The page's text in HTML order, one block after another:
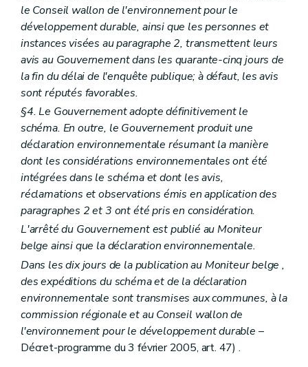
Chapitre XVI (Des fonctionnaires délégués pour l'application de l'article 3, alinéa 2
Art. 390
Art. 391 et 392
Chapitre XVII Du règlement général sur les bâtisses applicable aux zones protégées de certaines communes en matière d'urbanisme
Art. 393
Art. 394
Art. 395
Art. 396
Art. 397
Art. 398
Art. 399
Art. 400
Art. 401
Art. 402
Art. 403
Art. 404
Art. 405
Chapitre XVIIbis
Isolation thermique et ventilation des bâtiments
Art. 406
Art. 407
Art. 408
Art. 409
Art. 410
Art. 411
Art. 412
Art. 413
Chapitre XVIIter
Règlement général sur les bâtisses relatif à l'accessibilité et à l'usage des espaces et bâtiments ou parties de bâtiments ouverts au public ou à usage collectif par les personnes à mobilité réduite - AGW du 25 février 1999, article 1
le Conseil wallon de l'environnement pour le
développement durable, ainsi que les personnes et
instances visées au paragraphe 2, transmettent leurs
avis au Gouvernement dans les quarante-cinq jours de
la fin du délai de l'enquête publique; à défaut, les avis
sont réputés favorables.
§4. Le Gouvernement adopte définitivement le
schéma. En outre, le Gouvernement produit une
déclaration environnementale résumant la manière
dont les considérations environnementales ont été
intégrées dans le schéma et dont les avis,
réclamations et observations émis en application des
paragraphes 2 et 3 ont été pris en considération.
L'arrêté du Gouvernement est publié auMoniteur
belge ainsi que la déclaration environnementale.
Dans les dix jours de la publication auMoniteur belge ,
des expéditions du schéma et de la déclaration
environnementale sont transmises aux communes, à la
commission régionale et au Conseil wallon de
l'environnement pour le développement durable –
Décret-programme du 3 février 2005, art. 47) .